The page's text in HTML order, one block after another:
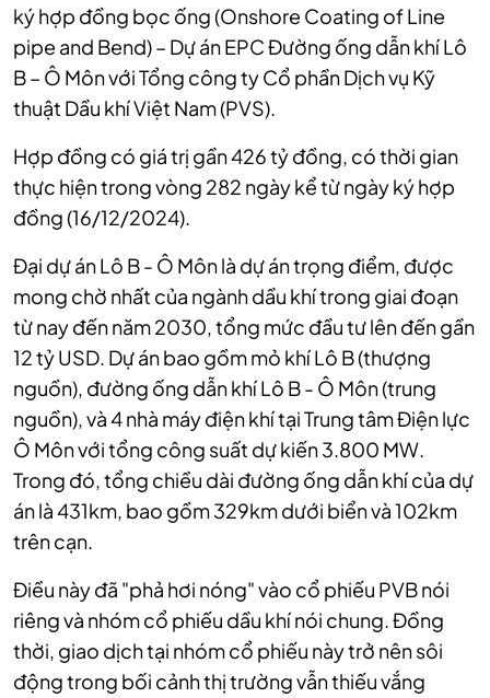
ký hợp đồng bọc ống (Onshore Coating of Line
pipe and Bend) – Dự án EPC Đường ống dẫn khí Lô
B – Ô Môn với Tổng công ty Cổ phần Dịch vụ Kỹ
thuật Dầu khí Việt Nam (PVS).
Hợp đồng có giá trị gần 426 tỷ đồng, có thời gian
thực hiện trong vòng 282 ngày kể từ ngày ký hợp
đồng (16/12/2024).
Đại dự án Lô B - Ô Môn là dự án trọng điểm, được
mong chờ nhất của ngành dầu khí trong giai đoạn
từ nay đến năm 2030, tổng mức đầu tư lên đến gần
12 tỷ USD. Dự án bao gồm mỏ khí Lô B (thượng
nguồn), đường ống dẫn khí Lô B - Ô Môn (trung
nguồn), và 4 nhà máy điện khí tại Trung tâm Điện lực
Ô Môn với tổng công suất dự kiến 3.800 MW.
Trong đó, tổng chiều dài đường ống dẫn khí của dự
án là 431km, bao gồm 329km dưới biển và 102km
trên cạn.
Điều này đã "phả hơi nóng" vào cổ phiếu PVB nói
riêng và nhóm cổ phiếu dầu khí nói chung. Đồng
thời, giao dịch tại nhóm cổ phiếu này trở nên sôi
động trong bối cảnh thị trường vẫn thiếu vắng